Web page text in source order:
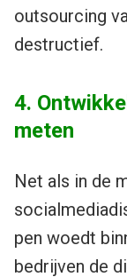
outsourcing
destructief.
4.
meten
Net als in de
pen woedt
bedrijven de